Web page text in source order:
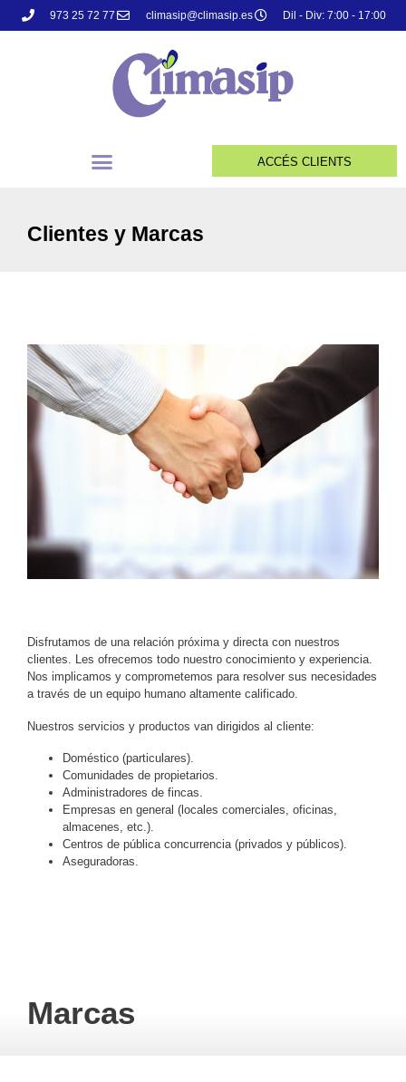
973 25 72 77 climasip@climasip.es Dil - Div: 7:00 - 17:00
ACCÉS CLIENTS
Clientes y Marcas
Disfrutamos de una relación próxima y directa con nuestros
clientes. Les ofrecemos todo nuestro conocimiento y experiencia.
Nos implicamos y comprometemos para resolver sus necesidades
a través de un equipo humano altamente calificado.
Nuestros servicios y productos van dirigidos al cliente:
Doméstico (particulares).
Comunidades de propietarios.
Administradores de fincas.
Empresas en general (locales comerciales, oficinas,
almacenes, etc.).
Centros de pública concurrencia (privados y públicos).
Aseguradoras.
Marcas